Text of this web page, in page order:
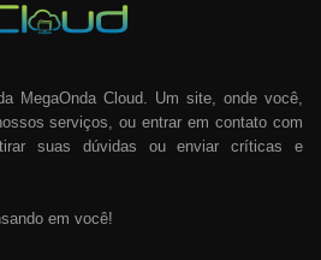
MegaOnda Cloud. Um site, onde você,
serviços, ou entrar em contato com
suas dúvidas ou enviar críticas e
em você!